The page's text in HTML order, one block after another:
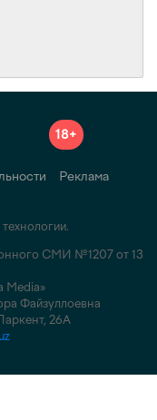
18+
Реклама
СМИ №1207 от 13
Media»
Файзуллоевна
26А